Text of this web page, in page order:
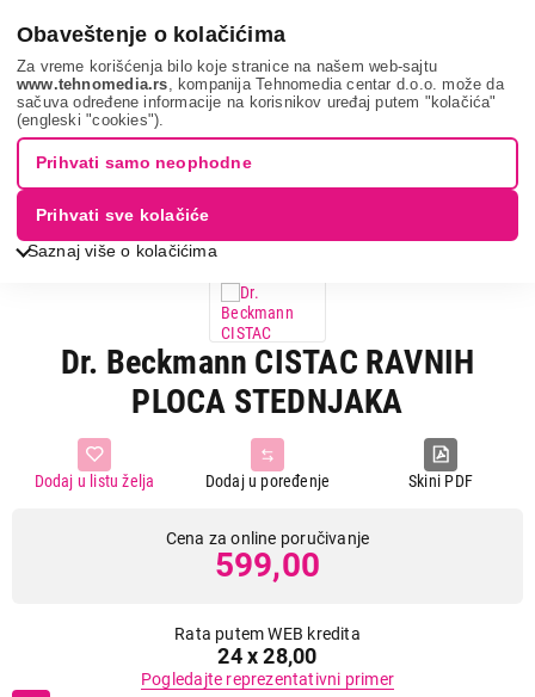
Obaveštenje o kolačićima
Za vreme korišćenja bilo koje stranice na našem web-sajtu
www.tehnomedia.rs , kompanija Tehnomedia centar d.o.o. može da
sačuva određene informacije na korisnikov uređaj putem "kolačića"
(engleski "cookies").
Saznaj više o kolačićima
Prihvati samo neophodne
Prihvati sve kolačiće
Bela tehnika Oprema za belu tehniku
Sredstva za šporete
Dr. beckmann ci...
Dr. Beckmann CISTAC RAVNIH
PLOCA STEDNJAKA
Skini PDF
Dodaj u poređenje
Dodaj u listu želja
Cena za online poručivanje
599,00
Rata putem WEB kredita
24 x 28,00
Pogledajte reprezentativni primer